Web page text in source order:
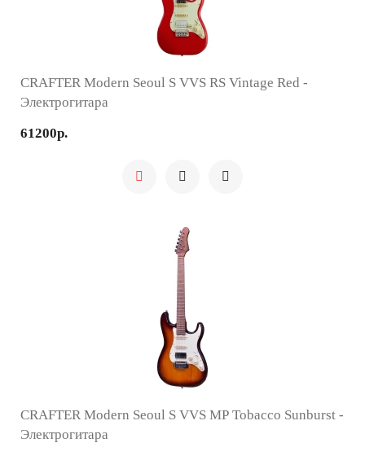
CRAFTER Modern Seoul S VVS RS Vintage Red -
Электрогитара
61200р.
CRAFTER Modern Seoul S VVS MP Tobacco Sunburst -
Электрогитара